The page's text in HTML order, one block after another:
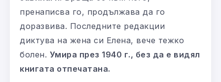
пренаписва го, продължава да го
доразвива. Последните редакции
диктува на жена си Елена, вече тежко
болен. Умира през 1940 г., без да е видял
книгата отпечатана.